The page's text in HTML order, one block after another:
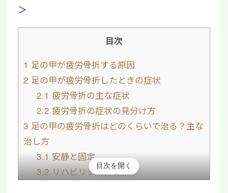
＞
目次
1 足の甲が疲労骨折する原因
2 足の甲が疲労骨折したときの症状
2.1 疲労骨折の主な症状
2.2 疲労骨折の症状の見分け方
3 足の甲の疲労骨折はどのくらいで治る？主な
治し方
3.1安静と固定
3.2リハビリテーション
目次を開く